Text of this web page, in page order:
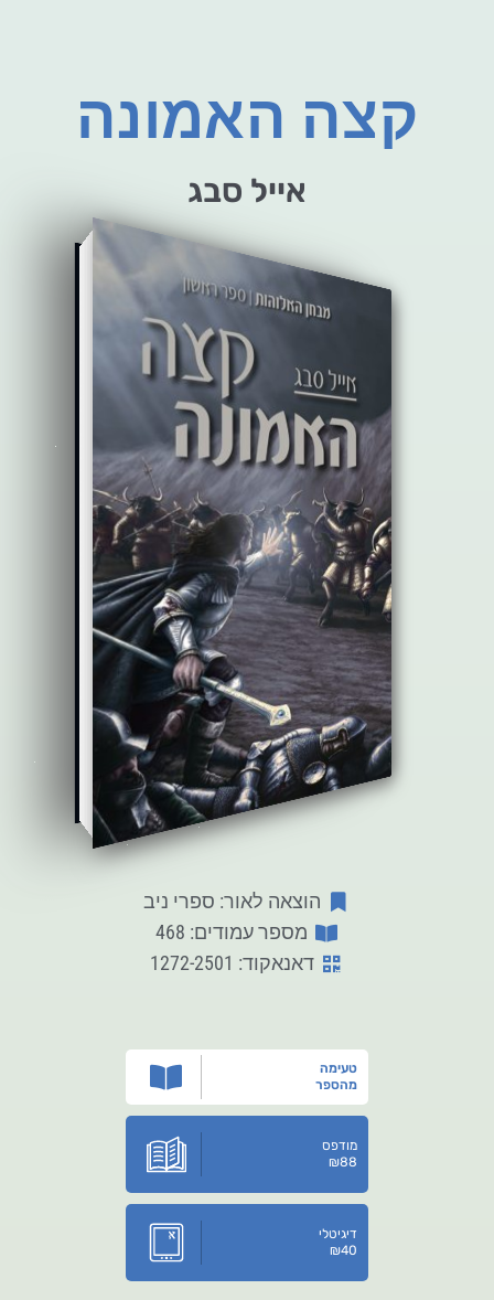
קצה האמונה
אייל סבג
הוצאה לאור: ספרי ניב
מספר עמודים: 468
דאנאקוד: 1272-2501
טעימה
מהספר
מודפס
₪88
דיגיטלי
₪40